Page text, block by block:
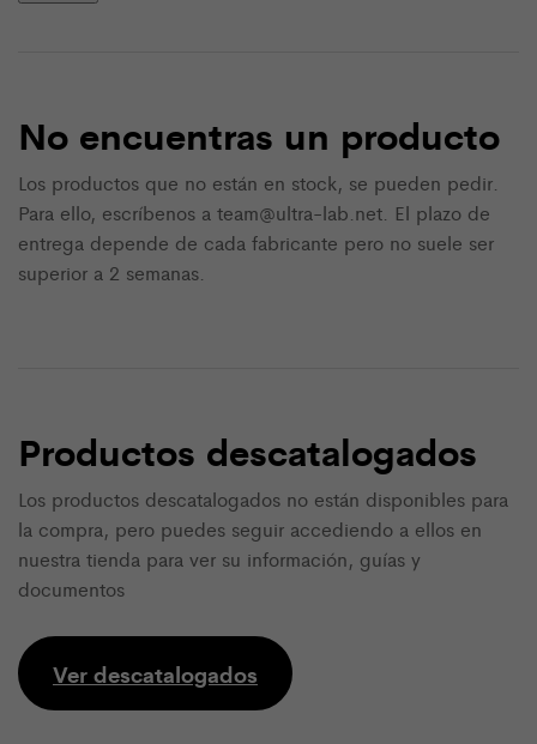
No encuentras un producto
Los productos que no están en stock, se pueden pedir.
Para ello, escríbenos a team@ultra-lab.net. El plazo de
entrega depende de cada fabricante pero no suele ser
superior a 2 semanas.
Productos descatalogados
Los productos descatalogados no están disponibles para
la compra, pero puedes seguir accediendo a ellos en
nuestra tienda para ver su información, guías y
documentos
Ver descatalogados